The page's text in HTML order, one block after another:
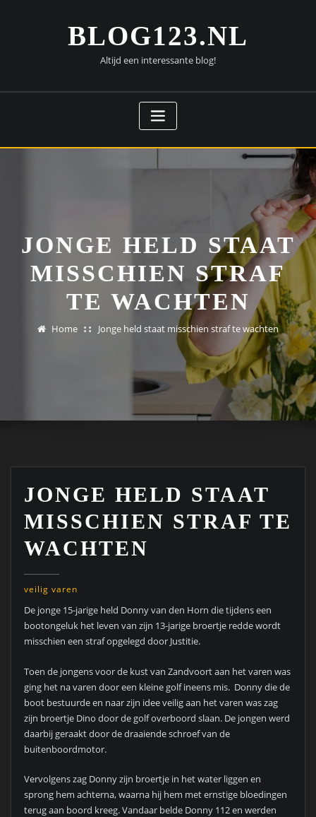
BLOG123.NL
Altijd een interessante blog!
JONGE HELD STAAT
MISSCHIEN STRAF
TE WACHTEN
Home Jonge held staat misschien straf te wachten
JONGE HELD STAAT
MISSCHIEN STRAF TE
WACHTEN
veilig varen
De jonge 15-jarige held Donny van den Horn die tijdens een
bootongeluk het leven van zijn 13-jarige broertje redde wordt
misschien een straf opgelegd door Justitie.
Toen de jongens voor de kust van Zandvoort aan het varen was
ging het na varen door een kleine golf ineens mis. Donny die de
boot bestuurde en naar zijn idee veilig aan het varen was zag
zijn broertje Dino door de golf overboord slaan. De jongen werd
daarbij geraakt door de draaiende schroef van de
buitenboordmotor.
Vervolgens zag Donny zijn broertje in het water liggen en
sprong hem achterna, waarna hij hem met ernstige bloedingen
terug aan boord kreeg. Vandaar belde Donny 112 en werden